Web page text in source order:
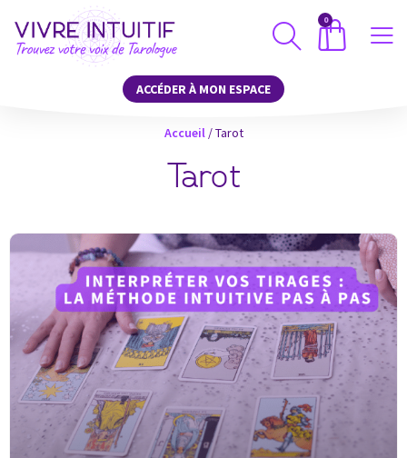
0
ACCÉDER À MON ESPACE
Accueil/Tarot
Tarot